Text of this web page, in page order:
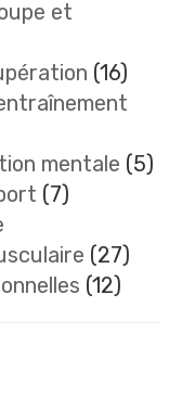
et
(16)
mentale (5)
(7)
(27)
(12)